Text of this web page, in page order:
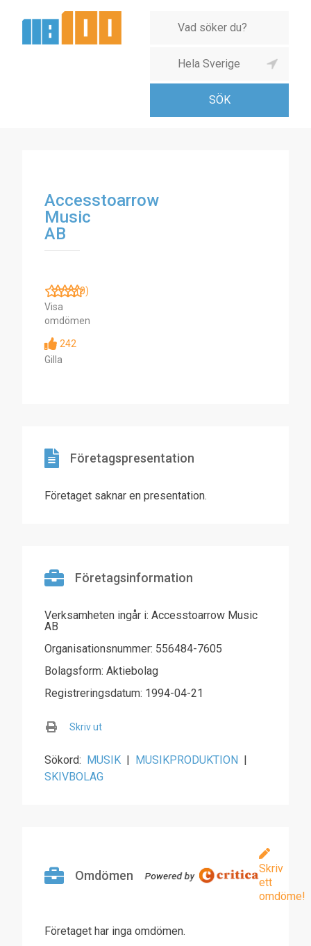
Accesstoarrow
Music
AB
(0)
Visa
omdömen
242
Gilla
Företagspresentation
Företaget saknar en presentation.
Företagsinformation
Verksamheten ingår i: Accesstoarrow Music
AB
Organisationsnummer: 556484-7605
Bolagsform: Aktiebolag
Registreringsdatum: 1994-04-21
Skriv ut
Sökord: MUSIK | MUSIKPRODUKTION |
SKIVBOLAG
Omdömen
Skriv
ett
omdöme!
Företaget har inga omdömen.